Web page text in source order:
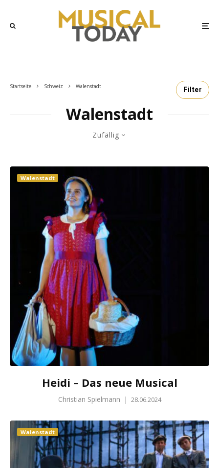
Startseite Schweiz Walenstadt Filter
Walenstadt
Zufällig
Walenstadt
Heidi – Das neue Musical
Christian Spielmann | 28.06.2024
Walenstadt